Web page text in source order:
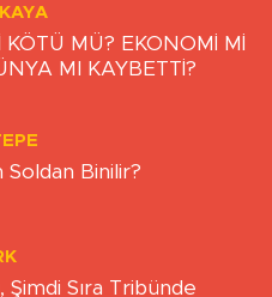
KÖTÜ MÜ? EKONOMİ Mİ
MI KAYBETTİ?
Binilir?
Sıra Tribünde